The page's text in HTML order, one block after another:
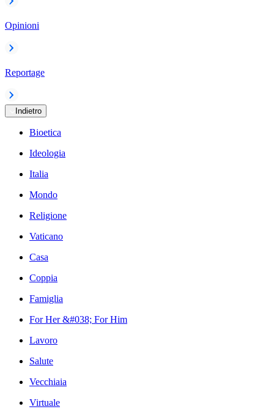
Opinioni
Reportage
Indietro
Bioetica
Ideologia
Italia
Mondo
Religione
Vaticano
Casa
Coppia
Famiglia
For Her &#038; For Him
Lavoro
Salute
Vecchiaia
Virtuale